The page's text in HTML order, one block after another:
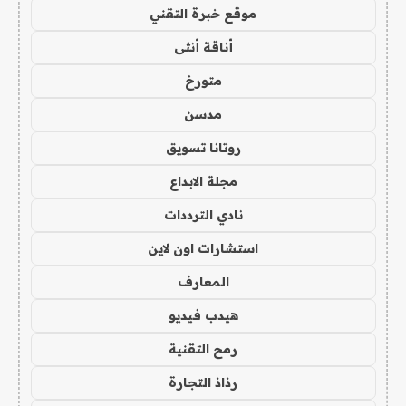
موقع خبرة التقني
أناقة أنثى
متورخ
مدسن
روتانا تسويق
مجلة الابداع
نادي الترددات
استشارات اون لاين
المعارف
هيدب فيديو
رمح التقنية
رذاذ التجارة